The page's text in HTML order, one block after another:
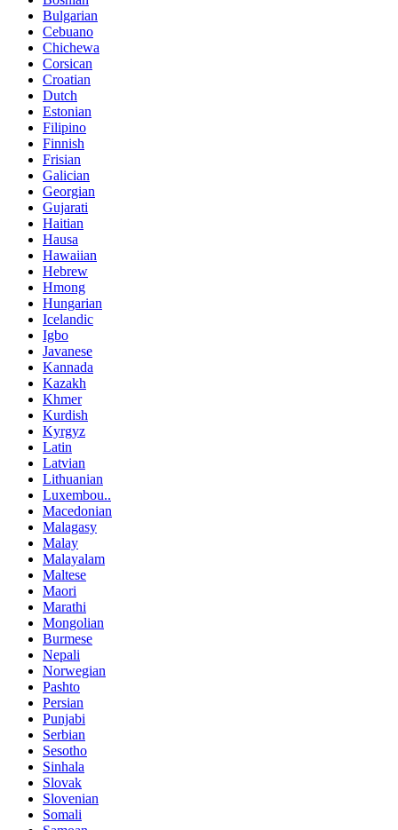
Bulgarian
Cebuano
Chichewa
Corsican
Croatian
Dutch
Estonian
Filipino
Finnish
Frisian
Galician
Georgian
Gujarati
Haitian
Hausa
Hawaiian
Hebrew
Hmong
Hungarian
Icelandic
Igbo
Javanese
Kannada
Kazakh
Khmer
Kurdish
Kyrgyz
Latin
Latvian
Lithuanian
Luxembou..
Macedonian
Malagasy
Malay
Malayalam
Maltese
Maori
Marathi
Mongolian
Burmese
Nepali
Norwegian
Pashto
Persian
Punjabi
Serbian
Sesotho
Sinhala
Slovak
Slovenian
Somali